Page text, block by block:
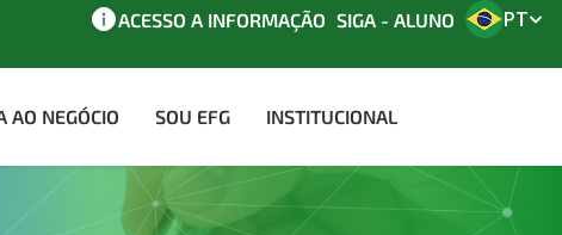
ACESSO A INFORMAÇÃO SIGA - ALUNO PT
AO NEGÓCIO SOU EFG INSTITUCIONAL